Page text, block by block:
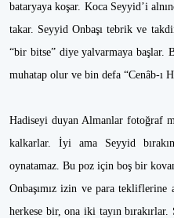
bataryaya koşar. Koca Seyyid’i
takar. Seyyid Onbaşı tebrik ve
“bir bitse” diye yalvarmaya başlar.
muhatap olur ve bin defa “Cenâb-ı
Hadiseyi duyan Almanlar fotoğraf
kalkarlar. İyi ama Seyyid
oynatamaz. Bu poz için boş bir
Onbaşımız izin ve para tekliflerine
herkese bir, ona iki tayın bırakırlar.